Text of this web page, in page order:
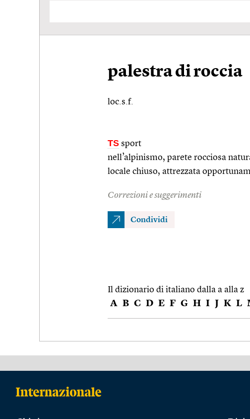
palestra di roccia
loc.s.f.
TS sport
nell’alpinismo, parete rocciosa
locale chiuso, attrezzata
Correzioni e suggerimenti
Condividi
Il dizionario di italiano dalla a alla z
A B C D E F G H I J K L